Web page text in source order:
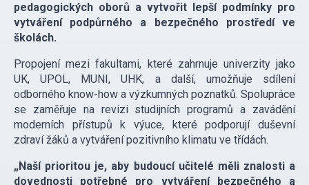
pedagogických oborů a vytvořit lepší podmínky pro
vytváření podpůrného a bezpečného prostředí ve
školách.
Propojení mezi fakultami, které zahrnuje univerzity jako
UK, UPOL, MUNI, UHK, a další, umožňuje sdílení
odborného know-how a výzkumných poznatků. Spolupráce
se zaměřuje na revizi studijních programů a zavádění
moderních přístupů k výuce, které podporují duševní
zdraví žáků a vytváření pozitivního klimatu ve třídách.
„Naší prioritou je, aby budoucí učitelé měli znalosti a
dovednosti potřebné pro vytváření bezpečného a